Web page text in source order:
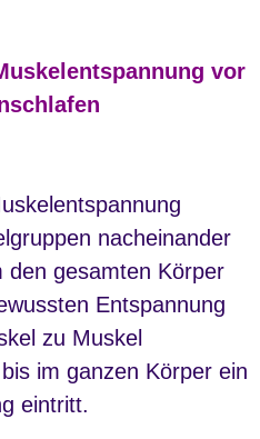
vor
nacheinander
den gesamten Körper
Entspannung
zu Muskel
im ganzen Körper ein
eintritt.